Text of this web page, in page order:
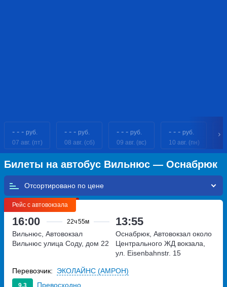
- - - руб.
07 авг. (пт)
- - - руб.
08 авг. (сб)
- - - руб.
09 авг. (вс)
- - - руб.
10 авг. (пн)
Билеты на автобус Вильнюс — Оснабрюк
Отсортировано по
Рейс с автовокзала
16:00 22ч55м 13:55
Вильнюс, Автовокзал
Вильнюс улица Соду, дом 22
Оснабрюк, Автовокзал около
Центрального ЖД вокзала,
ул. Eisenbahnstr. 15
9.3 Превосходно
Перевозчик: ЭКОЛАЙНС (АМРОН)